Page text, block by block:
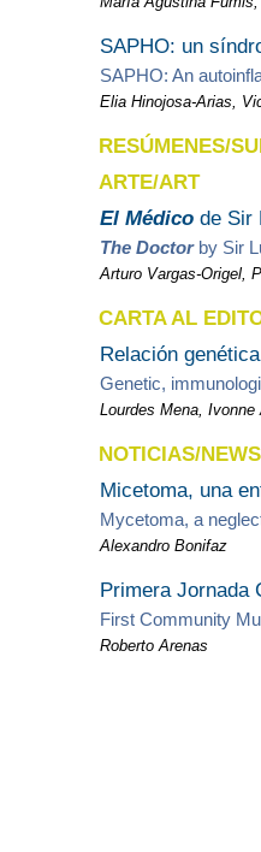
SAPHO: un
SAPHO: An
Elia Hinojosa-Arias,
RESÚMENES/
ARTE/ART
El Médico de Sir
The Doctorby Sir
Arturo Vargas-Origel,
CARTA AL
Relación
Genetic,
Lourdes Mena,
NOTICIAS/NEWS
Micetoma, una
Mycetoma, a
Alexandro Bonifaz
Primera Jornada
First Community
Roberto Arenas